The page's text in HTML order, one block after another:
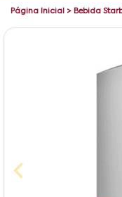
Página Inicial > Bebida